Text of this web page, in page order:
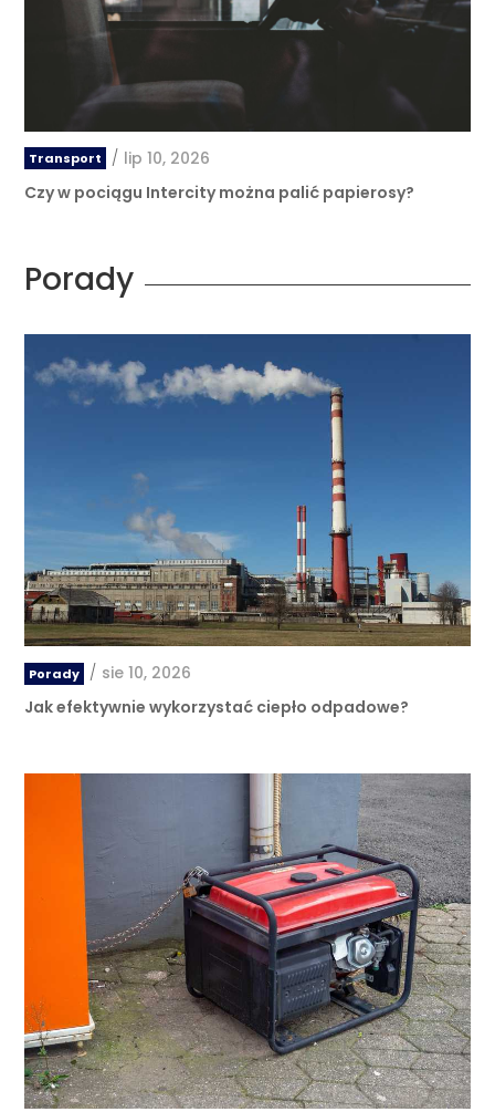
Transport / lip 10, 2026
Czy w pociągu Intercity można palić papierosy?
Porady
Porady / sie 10, 2026
Jak efektywnie wykorzystać ciepło odpadowe?